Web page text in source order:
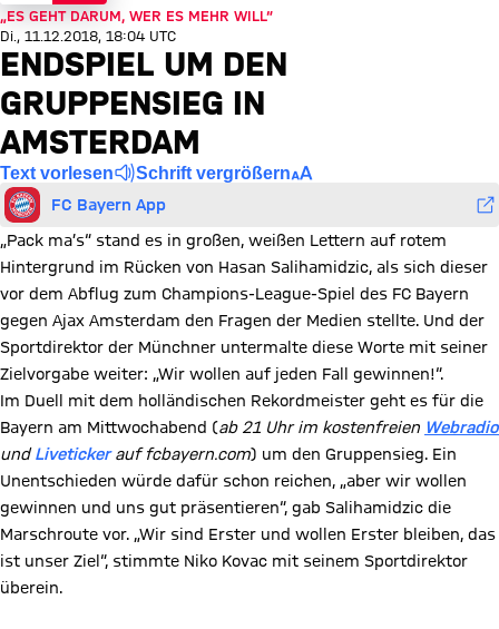
„ES GEHT DARUM, WER ES MEHR WILL“
Di., 11.12.2018, 18:04 UTC
ENDSPIEL UM DEN
GRUPPENSIEG IN
AMSTERDAM
Text vorlesen Schrift vergrößern
FC Bayern App
„Pack ma’s“ stand es in großen, weißen Lettern auf rotem
Hintergrund im Rücken von Hasan Salihamidzic, als sich dieser
vor dem Abflug zum Champions-League-Spiel des FC Bayern
gegen Ajax Amsterdam den Fragen der Medien stellte. Und der
Sportdirektor der Münchner untermalte diese Worte mit seiner
Zielvorgabe weiter: „Wir wollen auf jeden Fall gewinnen!“.
Im Duell mit dem holländischen Rekordmeister geht es für die
Bayern am Mittwochabend (ab 21 Uhr im kostenfreien Webradio
undLivetickerauf fcbayern.com) um den Gruppensieg. Ein
Unentschieden würde dafür schon reichen, „aber wir wollen
gewinnen und uns gut präsentieren“, gab Salihamidzic die
Marschroute vor. „Wir sind Erster und wollen Erster bleiben, das
ist unser Ziel“, stimmte Niko Kovac mit seinem Sportdirektor
überein.